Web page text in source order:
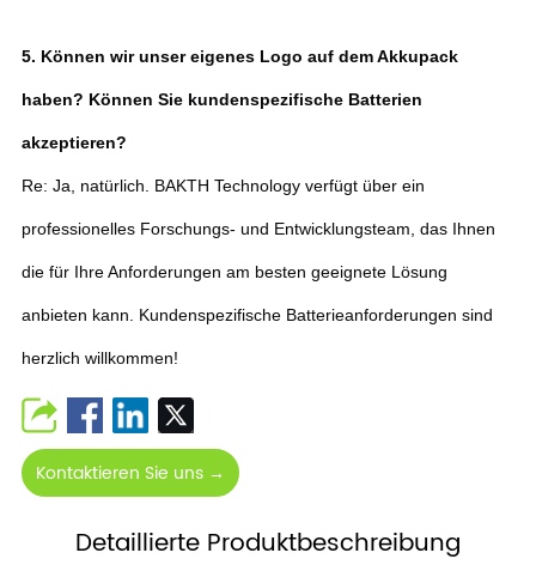
5. Können wir unser eigenes Logo auf dem Akkupack
haben? Können Sie kundenspezifische Batterien
akzeptieren?
Re: Ja, natürlich. BAKTH Technology verfügt über ein
professionelles Forschungs- und Entwicklungsteam, das Ihnen
die für Ihre Anforderungen am besten geeignete Lösung
anbieten kann. Kundenspezifische Batterieanforderungen sind
herzlich willkommen!
Kontaktieren Sie uns →
Detaillierte Produktbeschreibung